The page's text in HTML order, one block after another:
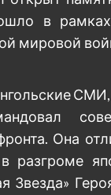
в
мировой
СМИ,
Она
разгроме
Звезда»